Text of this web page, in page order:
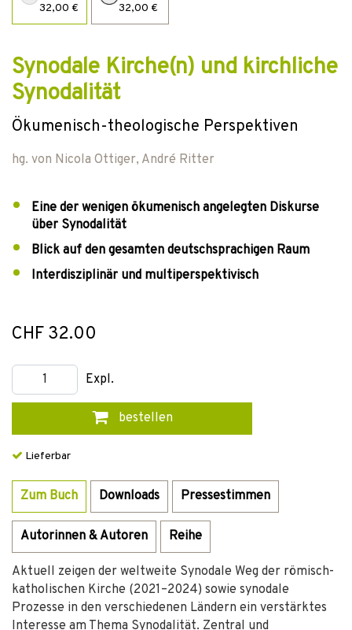
32,00 € 32,00 €
Synodale Kirche(n) und kirchliche
Synodalität
Ökumenisch-theologische Perspektiven
hg. von Nicola Ottiger, André Ritter
Eine der wenigen ökumenisch angelegten Diskurse
über Synodalität
Blick auf den gesamten deutschsprachigen Raum
Interdisziplinär und multiperspektivisch
CHF 32.00
Expl.
bestellen
Lieferbar
Zum Buch Downloads Pressestimmen
Autorinnen & Autoren Reihe
Aktuell zeigen der weltweite Synodale Weg der römisch-
katholischen Kirche (2021–2024) sowie synodale
Prozesse in den verschiedenen Ländern ein verstärktes
Interesse am Thema Synodalität. Zentral und